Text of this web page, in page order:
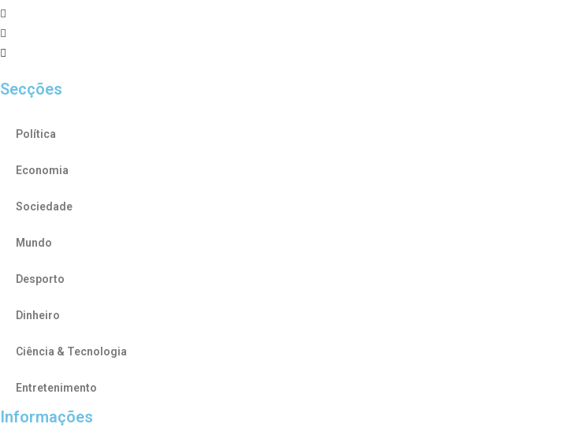
Secções
Política
Economia
Sociedade
Mundo
Desporto
Dinheiro
Ciência & Tecnologia
Entretenimento
Informações